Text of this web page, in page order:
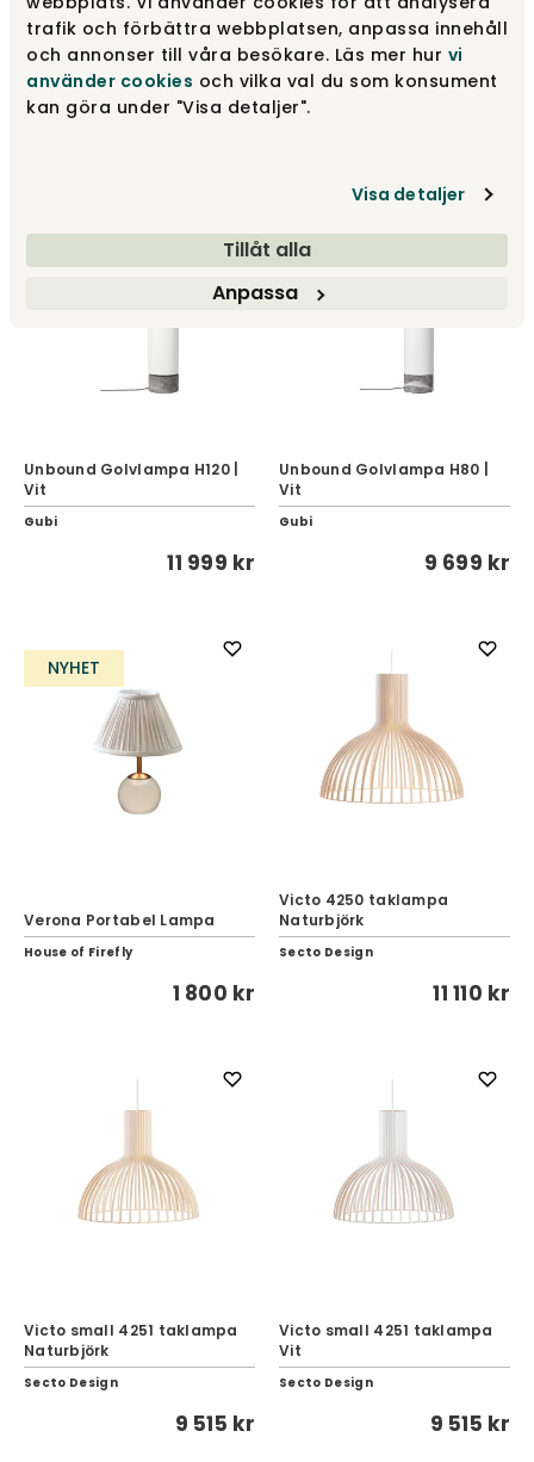
trafik och förbättra webbplatsen, anpassa innehåll
och annonser till våra besökare. Läs mer hur vi
använder cookies och vilka val du som konsument
kan göra under "Visa detaljer".
Visa detaljer
Tillåt alla
Anpassa
Unbound Bordslampa | Vit
Gubi
Unbound Golvlampa H120 |
Canvas
Gubi
Unbound Golvlampa H120 |
Vit
Gubi
11 999 kr
Unbound Golvlampa H80 |
Vit
Gubi
9 699 kr
NYHET
Verona Portabel Lampa
House of Firefly
1 800 kr
Victo 4250 taklampa
Naturbjörk
Secto Design
11 110 kr
Victo small 4251 taklampa
Naturbjörk
Secto Design
9 515 kr
Victo small 4251 taklampa
Vit
Secto Design
9 515 kr